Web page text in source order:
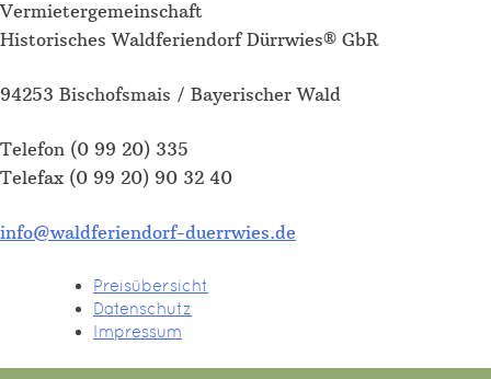
Vermietergemeinschaft
Historisches Waldferiendorf Dürrwies® GbR
94253 Bischofsmais / Bayerischer Wald
Telefon (0 99 20) 335
Telefax (0 99 20) 90 32 40
info@waldferiendorf-duerrwies.de
Preisübersicht
Datenschutz
Impressum